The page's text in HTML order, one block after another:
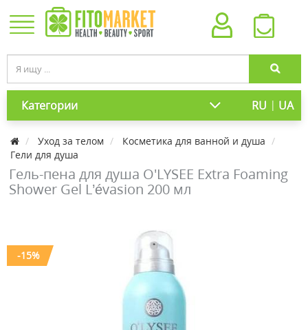
Категории RU | UA
Уход за телом
Косметика для ванной и душа
Гели для душа
Гель-пена для душа O'LYSEE Extra Foaming
Shower Gel L’évasion 200 мл
-15%